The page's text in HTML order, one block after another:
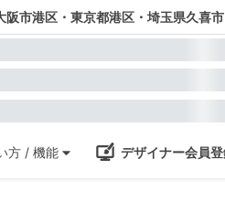
市港区・東京都港区・埼玉県久喜
方 / 機能 デザイナー会員